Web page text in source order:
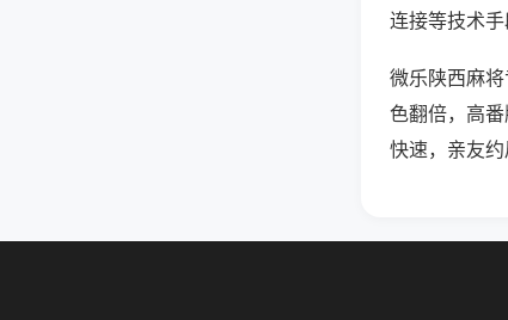
连接等技术手
微乐陕西麻
色翻倍，高
快速，亲友约